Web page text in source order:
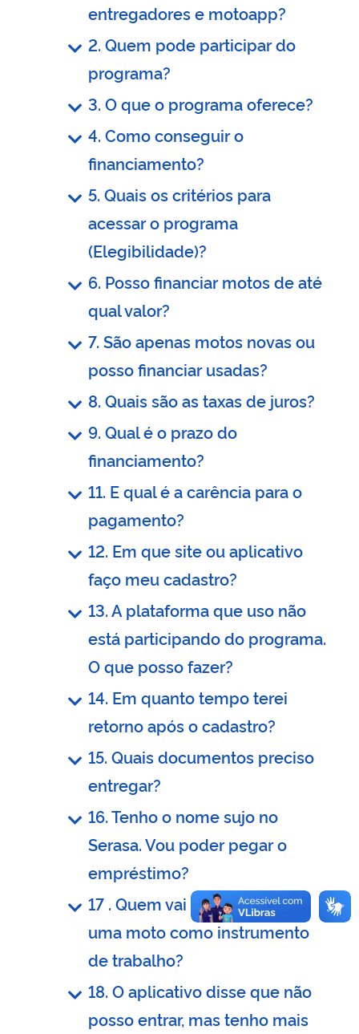
entregadores e motoapp?
2. Quem pode participar do
programa?
3. O que o programa oferece?
4. Como conseguir o
financiamento?
5. Quais os critérios para
acessar o programa
(Elegibilidade)?
6. Posso financiar motos de até
qual valor?
7. São apenas motos novas ou
posso financiar usadas?
8. Quais são as taxas de juros?
9. Qual é o prazo do
financiamento?
11. E qual é a carência para o
pagamento?
12. Em que site ou aplicativo
faço meu cadastro?
13. A plataforma que uso não
está participando do programa.
O que posso fazer?
14. Em quanto tempo terei
retorno após o cadastro?
15. Quais documentos preciso
entregar?
16. Tenho o nome sujo no
Serasa. Vou poder pegar o
empréstimo?
17 . Quem vai checar se uso
uma moto como instrumento
de trabalho?
18. O aplicativo disse que não
posso entrar, mas tenho mais